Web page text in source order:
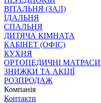
ВІТАЛЬНЯ (ЗАЛ)
ЇДАЛЬНЯ
СПАЛЬНЯ
ДИТЯЧА КІМНАТА
КАБІНЕТ (ОФІС)
КУХНЯ
ОРТОПЕДИЧНІ МАТРАСИ
ЗНИЖКИ ТА АКЦІЇ
РОЗПРОДАЖ
Компанія
Контакти